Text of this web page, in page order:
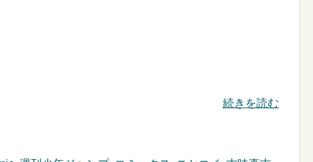
続きを読む